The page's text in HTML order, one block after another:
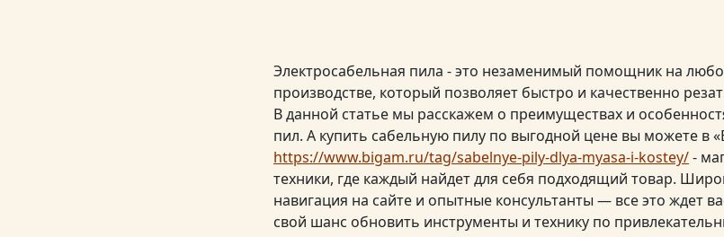
Электросабельная пила - это незаменимый помощник на
производстве, который позволяет быстро и качественно
В данной статье мы расскажем о преимуществах и
пил. А купить сабельную пилу по выгодной цене вы можете в
https://www.bigam.ru/tag/sabelnye-pily-dlya-myasa-i-kostey/-
техники, где каждый найдет для себя подходящий товар.
навигация на сайте и опытные консультанты — все это ждет
свой шанс обновить инструменты и технику по